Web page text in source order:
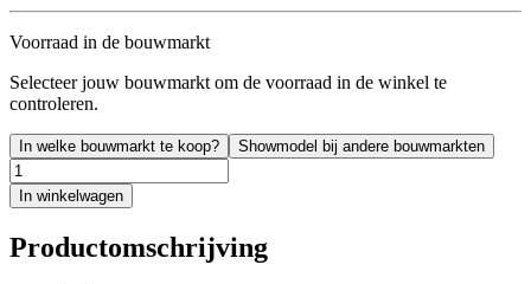
Voorraad in de bouwmarkt
Selecteer jouw bouwmarkt om de voorraad in de winkel te
controleren.
In welke bouwmarkt te koop? Showmodel bij andere bouwmarkten
In winkelwagen
Productomschrijving